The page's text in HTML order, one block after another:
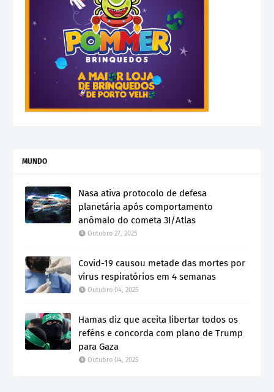
MUNDO
Nasa ativa protocolo de defesa
planetária após comportamento
anômalo do cometa 3I/Atlas
Outubro 27, 2025
Covid-19 causou metade das mortes por
vírus respiratórios em 4 semanas
Outubro 04, 2025
Hamas diz que aceita libertar todos os
reféns e concorda com plano de Trump
para Gaza
Outubro 04, 2025